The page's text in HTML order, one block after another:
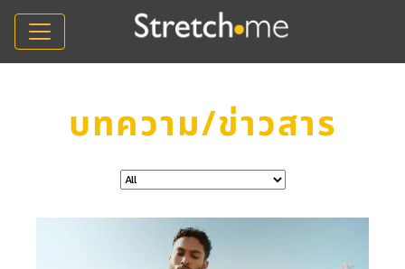
บทความ/ข่าวสาร